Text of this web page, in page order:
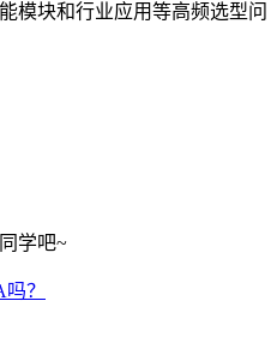
模块和行业应用等高频选型问
学吧~
？